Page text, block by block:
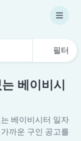
필터
베이비시
베이비시터 일자
까운 구인 공고를